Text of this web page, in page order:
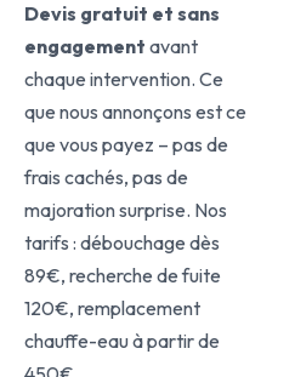
Devis gratuit et sans
engagement avant
chaque intervention. Ce
que nous annonçons est ce
que vous payez – pas de
frais cachés, pas de
majoration surprise. Nos
tarifs : débouchage dès
89€, recherche de fuite
120€, remplacement
chauffe-eau à partir de